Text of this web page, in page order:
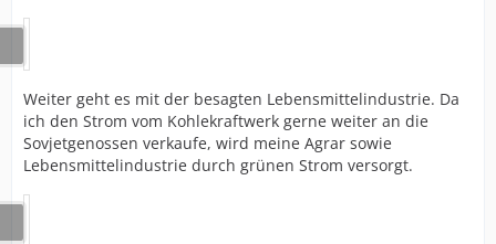
Weiter geht es mit der besagten Lebensmittelindustrie. Da
ich den Strom vom Kohlekraftwerk gerne weiter an die
Sovjetgenossen verkaufe, wird meine Agrar sowie
Lebensmittelindustrie durch grünen Strom versorgt.